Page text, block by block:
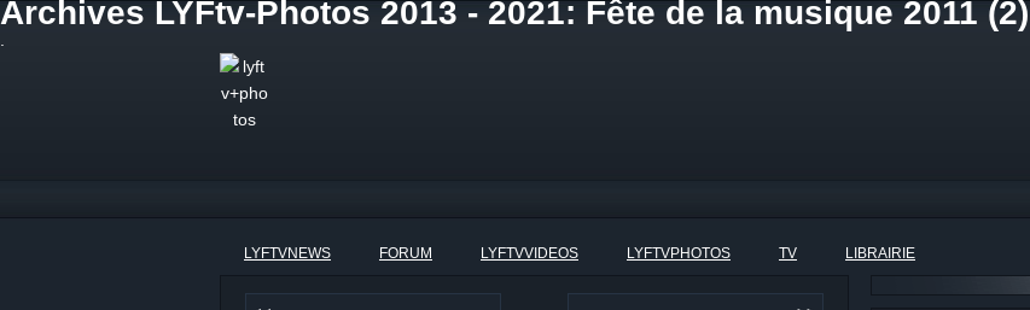
Archives LYFtv-Photos 2013 - 2021: Fête de la musique 2011 (2)
LYFTVNEWS FORUM LYFTVVIDEOS LYFTVPHOTOS TV LIBRAIRIE